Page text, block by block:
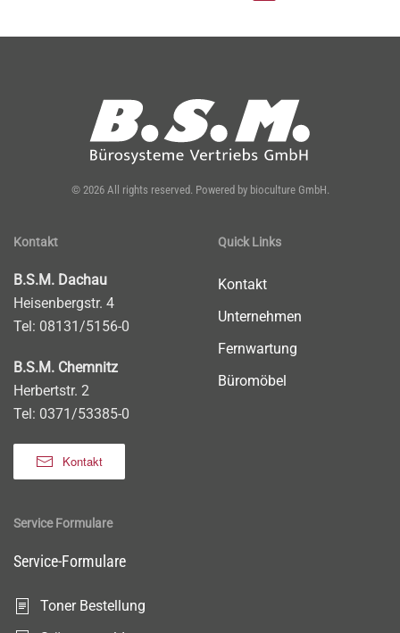
© 2026All rights reserved. Powered by bioculture GmbH.
Kontakt
B.S.M. Dachau
Heisenbergstr. 4
Tel: 08131/5156-0
B.S.M. Chemnitz
Herbertstr. 2
Tel: 0371/53385-0
Kontakt
Quick Links
Kontakt
Unternehmen
Fernwartung
Büromöbel
Service Formulare
Service-Formulare
Toner Bestellung